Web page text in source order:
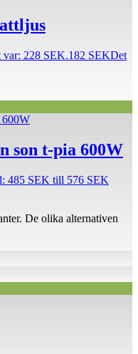
var: 228 SEK.182 SEKDet
son t-pia 600W
485 SEK till 576 SEK
De olika alternativen